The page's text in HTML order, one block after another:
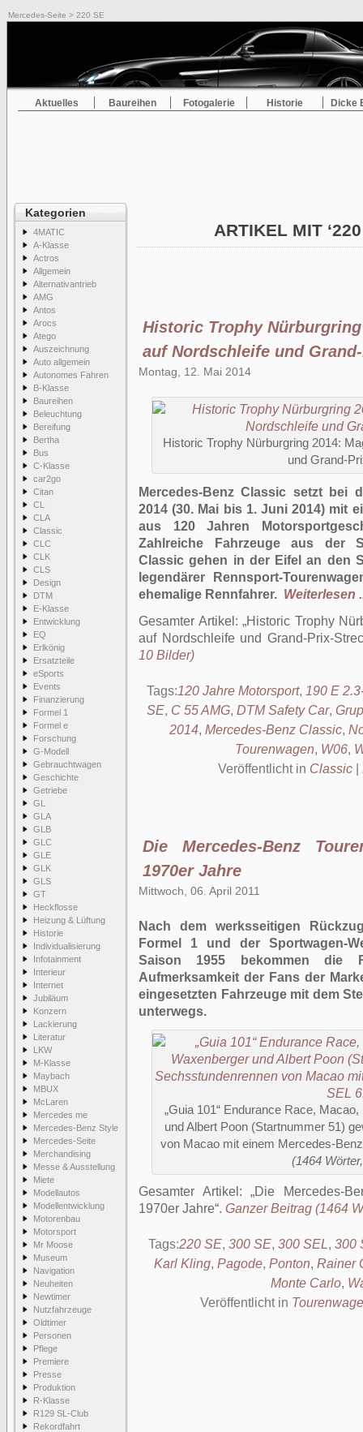
Mercedes-Seite > 220 SE
Aktuelles Baureihen Fotogalerie Historie Dicke
Kategorien
4MATIC
A-Klasse
Actros
Allgemein
Alternativantrieb
AMG
Antos
Arocs
Atego
Auszeichnung
Auto allgemein
Autonomes Fahren
B-Klasse
Baureihen
Beleuchtung
Bereifung
Bertha
Bus
C-Klasse
car2go
Citan
CL
CLA
Classic
CLC
CLK
CLS
Design
DTM
E-Klasse
Entwicklung
EQ
Erlkönig
Ersatzteile
eSports
Events
Finanzierung
Formel 1
Formel e
Forschung
G-Modell
Gebrauchtwagen
Geschichte
Getriebe
GL
GLA
GLB
GLC
GLE
GLK
GLS
GT
Heckflosse
Heizung & Lüftung
Historie
Individualisierung
Infotainment
Interieur
Internet
Jubiläum
Konzern
Lackierung
Literatur
LKW
M-Klasse
Maybach
MBUX
McLaren
Mercedes me
Mercedes-Benz Style
Mercedes-Seite
Merchandising
Messe & Ausstellung
Miete
Modellautos
Modellentwicklung
Motorenbau
Motorsport
Mr Moose
Museum
Navigation
Neuheiten
Newtimer
Nutzfahrzeuge
Oldtimer
Personen
Pflege
Premiere
Presse
Produktion
R-Klasse
R129 SL-Club
Rekordfahrt
ARTIKEL MIT
Historic Trophy
auf Nordschleife und
Montag, 12. Mai 2014
Historic Trophy Nürburgring 2014:
und Grand-
Mercedes-Benz Classic setzt bei
2014 (30. Mai bis 1. Juni 2014) mit
aus 120 Jahren
Zahlreiche Fahrzeuge aus der
Classic gehen in der Eifel an den
legendärer Rennsport-
ehemalige Rennfahrer. Weiterlesen
Gesamter Artikel: Historic Trophy
auf Nordschleife und Grand-Prix-
10 Bilder)
Tags:120 Jahre Motorsport, 190 E
SE, C 55 AMG, DTM Safety Car,
2014, Mercedes-Benz Classic,
Tourenwagen, W06,
Veröffentlicht in Classic
Die Mercedes-Benz
1970er Jahre
Mittwoch, 06. April 2011
Nach dem werksseitigen
Formel 1 und der Sportwagen-
Saison 1955 bekommen die
Aufmerksamkeit der Fans der
eingesetzten Fahrzeuge mit dem
unterwegs.
„Guia 101“ Endurance Race,
und Albert Poon (Startnummer 51)
von Macao mit einem Mercedes-
(1464
Gesamter Artikel: Die Mercedes-
1970er Jahre . Ganzer Beitrag (1464
Tags:220 SE, 300 SE, 300 SEL, 300
Karl Kling, Pagode, Ponton, Rainer
Monte Carlo,
Veröffentlicht in